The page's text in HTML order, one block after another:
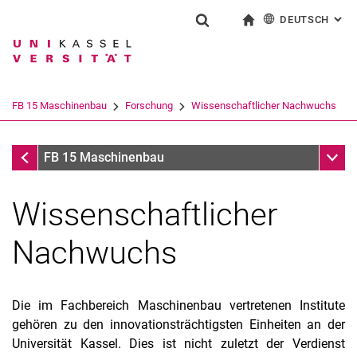
Springe direkt zu: Inhalt
Springe direkt zu: Suche
Springe direkt zu:
Suchbegriff
Suchen (öffnet externen Link in einem
DEUTSCH :
FB 15 Maschinenbau Forschung Wissenschaftlicher Nachwuchs
Forschung
FB 15 Maschinenbau
Forschungsschwerpunkte
Künstliche Intelligenz in der Hochschulbildung
Wissenschaftlicher Nachwuchs
Wissenschaftlicher
Nachwuchs
Die im Fachbereich Maschinenbau vertretenen Institute
gehören zu den innovationsträchtigsten Einheiten an der
Universität Kassel. Dies ist nicht zuletzt der Verdienst